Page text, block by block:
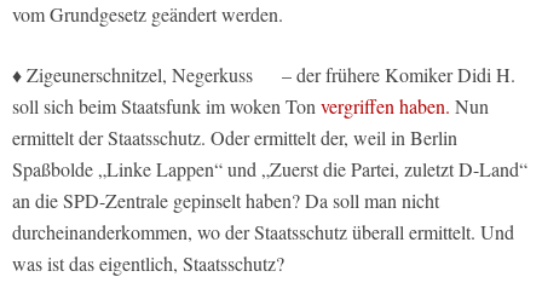
vom Grundgesetz geändert werden.
♦ Zigeunerschnitzel, Negerkuss – der frühere Komiker Didi H.
soll sich beim Staatsfunk im woken Tonvergriffen haben. Nun
ermittelt der Staatsschutz. Oder ermittelt der, weil in Berlin
Spaßbolde „Linke Lappen“ und „Zuerst die Partei, zuletzt D-Land“
an die SPD-Zentrale gepinselt haben? Da soll man nicht
durcheinanderkommen, wo der Staatsschutz überall ermittelt. Und
was ist das eigentlich, Staatsschutz?